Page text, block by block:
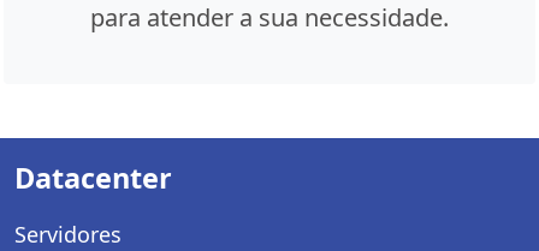
para atender a sua necessidade.
Datacenter
Servidores